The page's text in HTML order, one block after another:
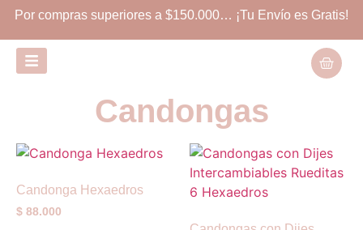
Por compras superiores a $150.000… ¡Tu Envío es Gratis!
Candongas
Candonga Hexaedros
$ 88.000